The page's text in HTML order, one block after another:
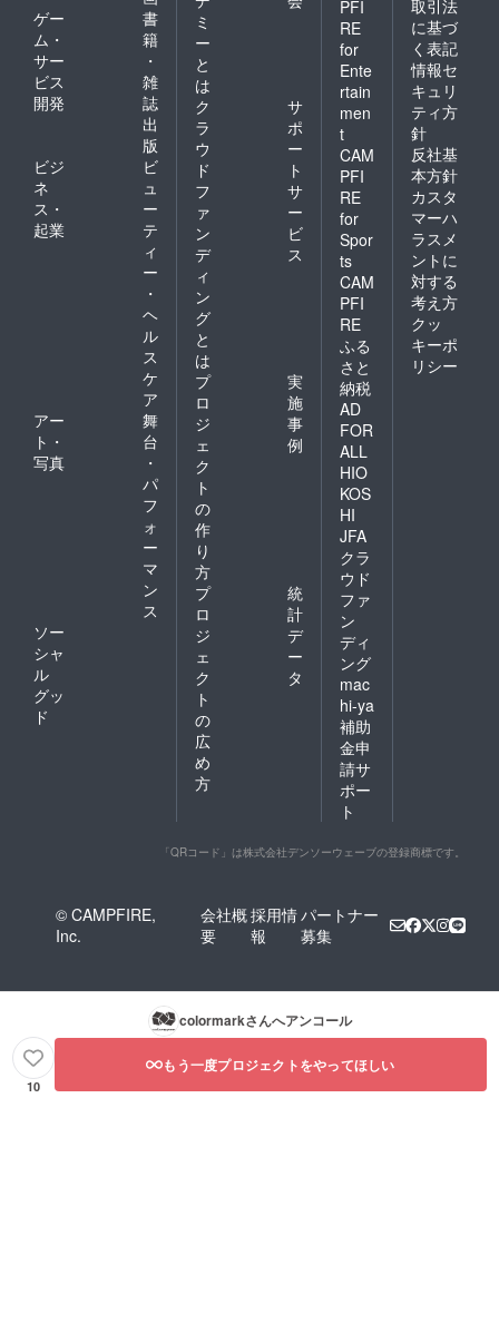
ゲー
ム・
サー
ビス
開発
書
籍
・
雑
誌
出
版
ビジ
ネ
ス・
起業
ビ
ュ
ー
テ
ィ
ー
・
ヘ
ル
ス
ケ
ア
アー
ト・
写真
舞
台
・
パ
フ
ォ
ー
マ
ン
ス
ソー
シャ
ル
グッ
ド
ミ
ー
と
は
ク
ラ
ウ
ド
フ
ァ
ン
デ
ィ
ン
グ
と
は
サ
ポ
ー
ト
サ
ー
ビ
ス
プ
ロ
ジ
ェ
ク
ト
の
作
り
方
実
施
事
例
プ
ロ
ジ
ェ
ク
ト
の
広
め
方
統
計
デ
ー
タ
PFI
RE
for
Ente
rtain
men
t
CAM
PFI
RE
for
Spor
ts
CAM
PFI
RE
ふる
さと
納税
AD
FOR
ALL
HIO
KOS
HI
JFA
クラ
ウド
ファ
ン
ディ
ング
mac
hi-ya
補助
金申
請サ
ポー
ト
取引法
に基づ
く表記
情報セ
キュリ
ティ方
針
反社基
本方針
カスタ
マーハ
ラスメ
ントに
対する
考え方
クッ
キーポ
リシー
「QRコード」は株式会社デンソーウェーブの登録商標です。
© CAMPFIRE,
Inc.
会社概
要
採用情
報
パートナー
募集
colormarkさんへアンコール
10
もう一度プロジェクトをやってほしい